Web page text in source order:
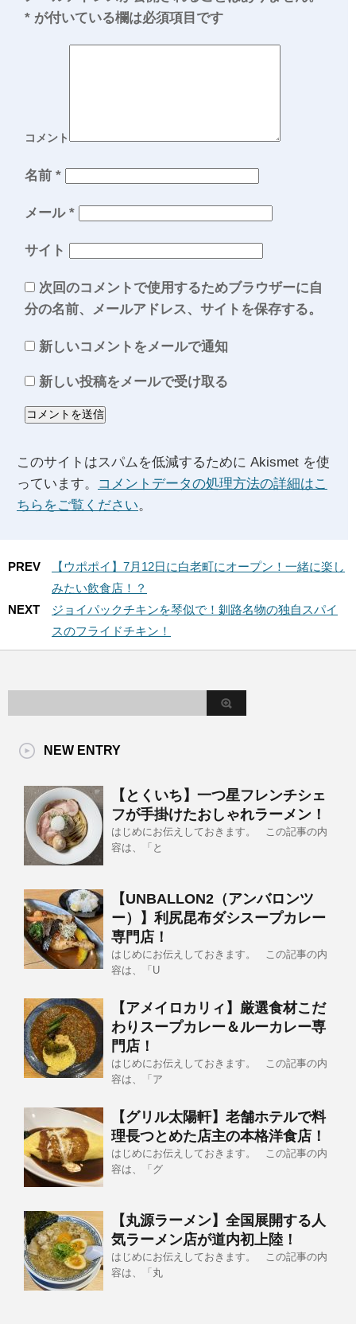
* が付いている欄は必須項目です
コメント
名前 *
メール *
サイト
次回のコメントで使用するためブラウザーに自
分の名前、メールアドレス、サイトを保存する。
新しいコメントをメールで通知
新しい投稿をメールで受け取る
このサイトはスパムを低減するために Akismet を使
っています。
コメントデータの処理方法の詳細はこ
ちらをご覧ください。
PREV
【ウポポイ】7月12日に白老町にオープン！一緒に楽し
みたい飲食店！？
NEXT
ジョイパックチキンを琴似で！釧路名物の独自スパイ
スのフライドチキン！
NEW ENTRY
【とくいち】一つ星フレンチシェ
フが手掛けたおしゃれラーメン！
はじめにお伝えしておきます。 この記事の内
容は、「と
【UNBALLON2（アンバロンツ
ー）】利尻昆布ダシスープカレー
専門店！
はじめにお伝えしておきます。 この記事の内
容は、「U
【アメイロカリィ】厳選食材こだ
わりスープカレー＆ルーカレー専
門店！
はじめにお伝えしておきます。 この記事の内
容は、「ア
【グリル太陽軒】老舗ホテルで料
理長つとめた店主の本格洋食店！
はじめにお伝えしておきます。 この記事の内
容は、「グ
【丸源ラーメン】全国展開する人
気ラーメン店が道内初上陸！
はじめにお伝えしておきます。 この記事の内
容は、「丸